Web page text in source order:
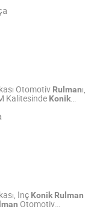
Otomotiv Rulmanı,
Kalitesinde Konik
Ltd
İnç Konik Rulman
Otomotiv
Ltd